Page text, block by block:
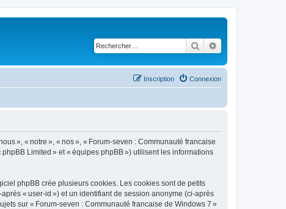
Rechercher
Connexion
Inscription
», « notre », « nos », « Forum-seven : Communauté francaise
Limited » et « équipes phpBB ») utilisent les informations
phpBB crée plusieurs cookies. Les cookies sont de petits
« user-id ») et un identifiant de session anonyme (ci-après
sur « Forum-seven : Communauté francaise de Windows 7 »